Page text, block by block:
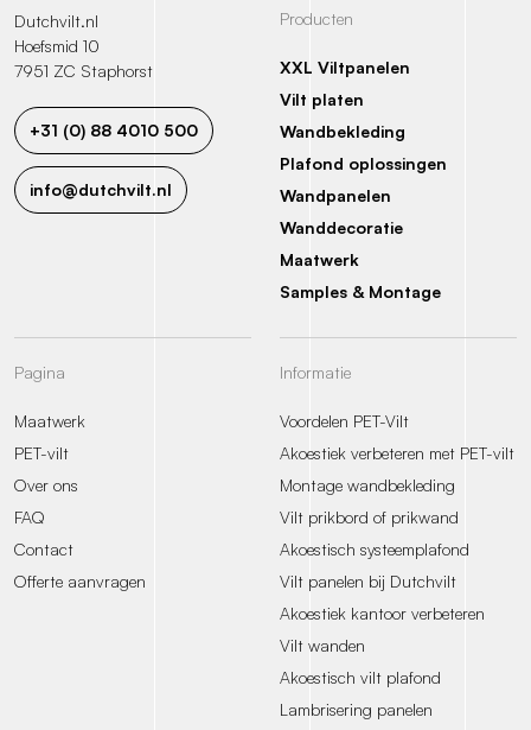
Dutchvilt.nl
Hoefsmid 10
7951 ZC Staphorst
+31 (0) 88 4010 500
info@dutchvilt.nl
Producten
XXL Viltpanelen
Vilt platen
Wandbekleding
Plafond oplossingen
Wandpanelen
Wanddecoratie
Maatwerk
Samples & Montage
Pagina
Maatwerk
PET-vilt
Over ons
FAQ
Contact
Offerte aanvragen
Informatie
Voordelen PET-Vilt
Akoestiek verbeteren met PET-vilt
Montage wandbekleding
Vilt prikbord of prikwand
Akoestisch systeemplafond
Vilt panelen bij Dutchvilt
Akoestiek kantoor verbeteren
Vilt wanden
Akoestisch vilt plafond
Lambrisering panelen